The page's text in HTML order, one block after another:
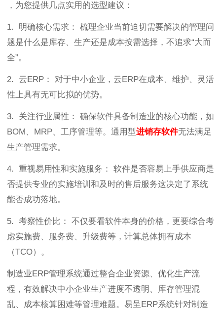
，为您提供几点实用的选型建议：
1. 明确核心需求： 梳理企业当前迫切需要解决的管理问
题是什么是库存、生产还是成本按需选择，不追求“大而
全”。
2. 云ERP： 对于中小企业，云ERP在成本、维护、灵活
性上具有无可比拟的优势。
3. 关注行业属性： 确保软件具备制造业的核心功能，如
BOM、MRP、工序管理等。通用型进销存软件无法满足
生产管理需求。
4. 重视易用性和实施服务： 软件是否容易上手供应商是
否提供专业的实施培训和及时的售后服务这决定了系统
能否成功落地。
5. 考察性价比： 不仅要看软件本身的价格，更要综合考
虑实施费、服务费、升级费等，计算总体拥有成本
（TCO）。
制造业ERP管理系统通过整合企业资源、优化生产流
程，有效解决中小企业生产进度不透明、库存管理混
乱、成本核算困难等管理难题。易呈ERP系统针对制造